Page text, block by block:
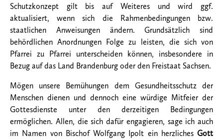
Schutzkonzept gilt bis auf Weiteres und wird ggf.
aktualisiert, wenn sich die Rahmenbedingungen bzw.
staatlichen Anweisungen ändern. Grundsätzlich sind
behördlichen Anordnungen Folge zu leisten, die sich von
Pfarrei zu Pfarrei unterscheiden können, insbesondere in
Bezug auf das Land Brandenburg oder den Freistaat Sachsen.
Mögen unsere Bemühungen dem Gesundheitsschutz der
Menschen dienen und dennoch eine würdige Mitfeier der
Gottesdienste unter den derzeitigen Bedingungen
ermöglichen. Allen, die sich dafür engagieren, sage ich auch
im Namen von Bischof Wolfgang Ipolt ein herzliches Gott